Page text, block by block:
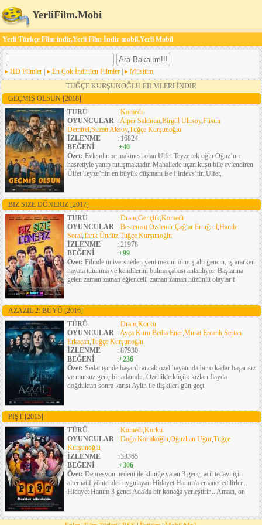
YerliFilm.Mobi
Yerli Türkçe Film indir,Yerli Film İndir mobil,Yerli Mobil
HD Filmler En Çok İndirilen Filmler
Müslüm
TUĞÇE KURŞUNOĞLU FILMLERI İNDIR
GEÇMIŞ OLSUN [2018]
TÜRÜ
: Komedi
OYUNCULAR :Alper Saldıran,Birgül Ulusoy,Füsun
Demirel,Suzan Aksoy,Tuğçe Kurşunoğlu
İZLENME
: 16824
BEĞENİ
:+40
Özet: Evlendirme makinesi olan Ülfet Teyze tek oğlu Oğuz’un
hasretiyle yanıp tutuşmaktadır. Mahallede uçan kuşu bile evlendiren
Ülfet Teyze’nin en büyük düşmanı ise Firdevs’tir. Ülfet,
BIZ SIZE DÖNERIZ [2017]
TÜRÜ
: Dram,Gençlik,Komedi
OYUNCULAR : Bestemsu Özdemir,Çağlar Ertuğrul,Hande
Soral,Tarık Ündüz,Tuğçe Kurşunoğlu
İZLENME
: 21978
BEĞENİ
:+99
Özet: Filmde üniversiteden yeni mezun olmuş altı gencin, iş ararken
hayata tutunma ve kendilerini bulma çabası anlatılıyor. Başlarına
gelen zaman zaman eğienceli, zaman zaman hüzünlü olaylar f
AZAZIL 2: BÜYÜ [2016]
TÜRÜ
: Dram,Korku
OYUNCULAR :Ayça Kuru,Bedia Ener,Murat Ercanlı,Sertan
Erkaçan,Tuğçe Kurşunoğlu
İZLENME
: 87930
BEĞENİ
:+236
Özet: Sedat işinde başarılı ancak özel hayatında bir o kadar başarısız
ve mutsuz genç bir adamdır. Özellikle küçük kızları İlayda
doğduktan sonra karısı Aylin ile ilişkileri gün geçt
PIŞT [2015]
TÜRÜ
: Komedi,Korku
OYUNCULAR : Doğa Konakoğlu,Oğuzhan Uğur,Tuğçe
Kurşunoğlu
İZLENME
: 33365
BEĞENİ
:+306
Özet: Depresyon nedeni ile kliniğe yatan 3 genç, acil tedavi için
alternatif yöntemler uygulayan Hidayet Hanım'a emanet edilirler...
Hidayet Hanım 3 genci Ada'da bir konağa yerleştirir... Amacı, on